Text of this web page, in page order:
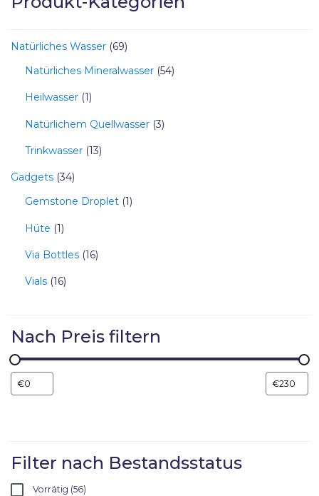
Natürliches Wasser 69
Natürliches Mineralwasser 54
Heilwasser 1
Natürlichem Quellwasser 3
Trinkwasser 13
Gadgets 34
Gemstone Droplet 1
Hüte 1
Via Bottles 16
Vials 16
Nach Preis filtern
Filter nach Bestandsstatus
Vorrätig 56